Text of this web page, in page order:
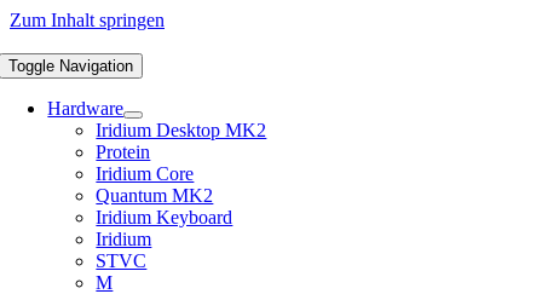
Zum Inhalt springen
Toggle Navigation
Hardware
Iridium Desktop MK2
Protein
Iridium Core
Quantum MK2
Iridium Keyboard
Iridium
STVC
M